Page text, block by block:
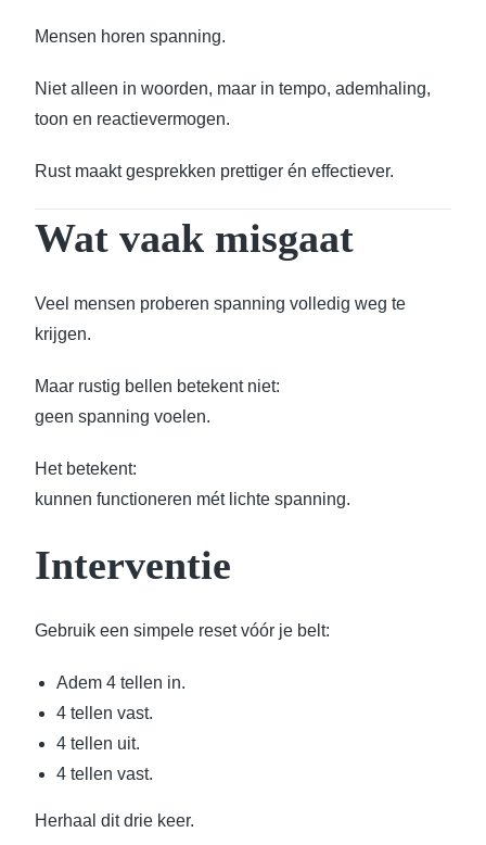
Mensen horen spanning.
Niet alleen in woorden, maar in tempo, ademhaling,
toon en reactievermogen.
Rust maakt gesprekken prettiger én effectiever.
Wat vaak misgaat
Veel mensen proberen spanning volledig weg te
krijgen.
Maar rustig bellen betekent niet:
geen spanning voelen.
Het betekent:
kunnen functioneren mét lichte spanning.
Interventie
Gebruik een simpele reset vóór je belt:
Adem 4 tellen in.
4 tellen vast.
4 tellen uit.
4 tellen vast.
Herhaal dit drie keer.